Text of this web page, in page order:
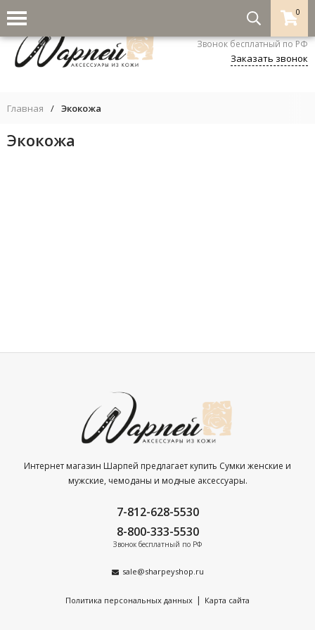
0
8-800-333-5530
Звонок бесплатный по РФ
Заказать звонок
Главная / Экокожа
Экокожа
Интернет магазин Шарпей предлагает купить Сумки женские и
мужские, чемоданы и модные аксессуары.
7-812-628-5530
8-800-333-5530
Звонок бесплатный по РФ
sale@sharpeyshop.ru
Политика персональных данных | Карта сайта